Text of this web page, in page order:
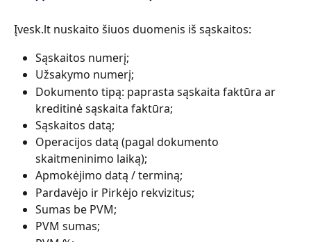
Įvesk.lt nuskaito šiuos duomenis iš sąskaitos:
Sąskaitos numerį;
Užsakymo numerį;
Dokumento tipą: paprasta sąskaita faktūra ar
kreditinė sąskaita faktūra;
Sąskaitos datą;
Operacijos datą (pagal dokumento
skaitmeninimo laiką);
Apmokėjimo datą / terminą;
Pardavėjo ir Pirkėjo rekvizitus;
Sumas be PVM;
PVM sumas;